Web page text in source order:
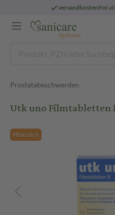
versandkostenfrei
Prostatabeschwerden
Utk uno Filmtabletten
Pflanzlich